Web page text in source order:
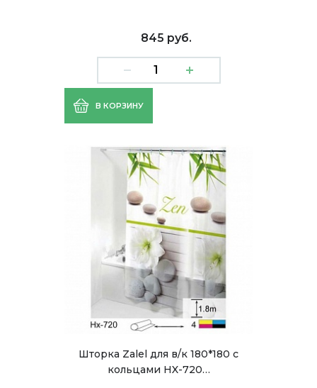
845 руб.
В КОРЗИНУ
Шторка Zalel для в/к 180*180 c
кольцами HX-720…